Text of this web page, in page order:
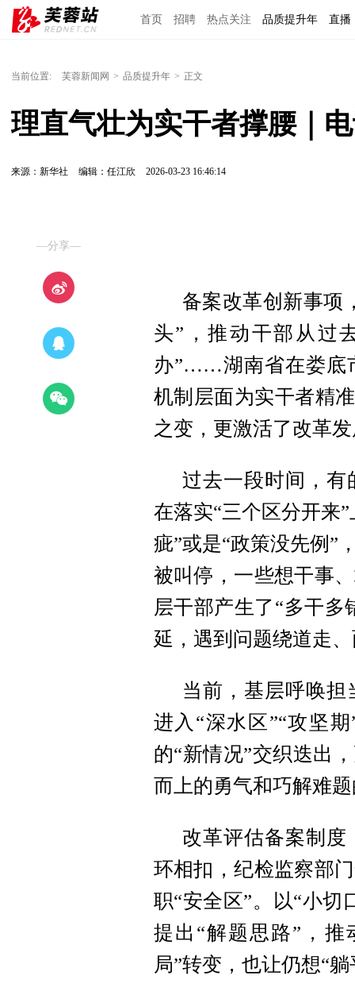
首页 招聘 热点关注 品质提升年 直播
当前位置: 芙蓉新闻网 > 品质提升年 > 正文
理直气壮为实干者撑腰｜
来源：新华社 编辑：任江欣 2026-03-23 16:46:14
—分享—
备案改革创新事项
头”，推动干部从过
办”……湖南省在娄底
机制层面为实干者精
之变，更激活了改革
过去一段时间，有
在落实“三个区分开来
疵”或是“政策没先例”
被叫停，一些想干事
层干部产生了“多干多
延，遇到问题绕道走
当前，基层呼唤
进入“深水区”“攻坚
的“新情况”交织迭出
而上的勇气和巧解难
改革评估备案制
环相扣，纪检监察部
职“安全区”。以“小切
提出“解题思路”，推
局”转变，也让仍想“